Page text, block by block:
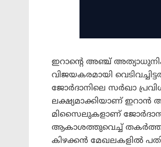
ഇറാന്റെ അഞ്ച്
വിജയകരമായി
ജോർദാനിലെ സർഖാ
ലക്ഷ്യമാക്കിയാണ് ഇറാൻ
മിസൈലുകളാണ്
ആകാശത്തുവെച്ച്
കിഴക്കൻ മേഖലകളിൽ